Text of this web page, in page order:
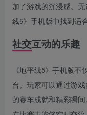
加了游戏的沉浸感。
线5》手机版中找到适
社交互动的乐趣
《地平线5》手机版
台。玩家可以通过游
的赛车成就和精彩瞬